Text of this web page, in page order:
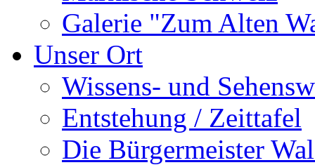
Galerie "Zum Alten
Unser Ort
Wissens- und
Entstehung / Zeittafel
Die Bürgermeister